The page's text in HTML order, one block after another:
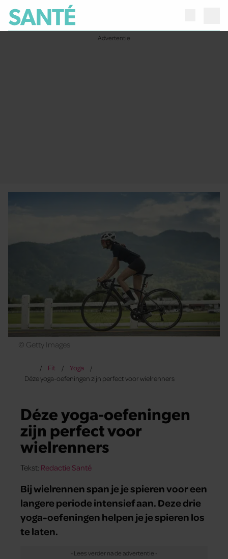
© Getty Images
Fit
Yoga
Déze yoga-oefeningen zijn perfect voor wielrenners
Déze yoga-oefeningen
zijn perfect voor
wielrenners
Tekst: Redactie Santé
Bij wielrennen span je je spieren voor een
langere periode intensief aan. Deze drie
yoga-oefeningen helpen je je spieren los
te laten.